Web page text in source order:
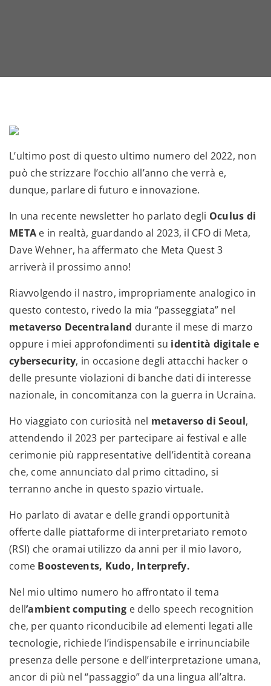
L’ultimo post di questo ultimo numero del 2022, non
può che strizzare l’occhio all’anno che verrà e,
dunque, parlare di futuro e innovazione.
In una recente newsletter ho parlato degli Oculus di
META e in realtà, guardando al 2023, il CFO di Meta,
Dave Wehner, ha affermato che Meta Quest 3
arriverà il prossimo anno!
Riavvolgendo il nastro, impropriamente analogico in
questo contesto, rivedo la mia “passeggiata” nel
metaverso Decentraland durante il mese di marzo
oppure i miei approfondimenti su identità digitale e
cybersecurity, in occasione degli attacchi hacker o
delle presunte violazioni di banche dati di interesse
nazionale, in concomitanza con la guerra in Ucraina.
Ho viaggiato con curiosità nel metaverso di Seoul,
attendendo il 2023 per partecipare ai festival e alle
cerimonie più rappresentative dell’identità coreana
che, come annunciato dal primo cittadino, si
terranno anche in questo spazio virtuale.
Ho parlato di avatar e delle grandi opportunità
offerte dalle piattaforme di interpretariato remoto
(RSI) che oramai utilizzo da anni per il mio lavoro,
come Boostevents, Kudo, Interprefy.
Nel mio ultimo numero ho affrontato il tema
dell’ambient computing e dello speech recognition
che, per quanto riconducibile ad elementi legati alle
tecnologie, richiede l’indispensabile e irrinunciabile
presenza delle persone e dell’interpretazione umana,
ancor di più nel “passaggio” da una lingua all’altra.